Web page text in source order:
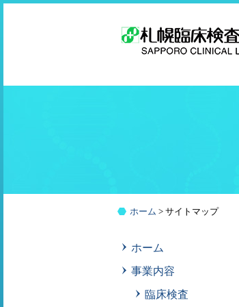
ホーム > サイトマップ
ホーム
事業内容
臨床検査